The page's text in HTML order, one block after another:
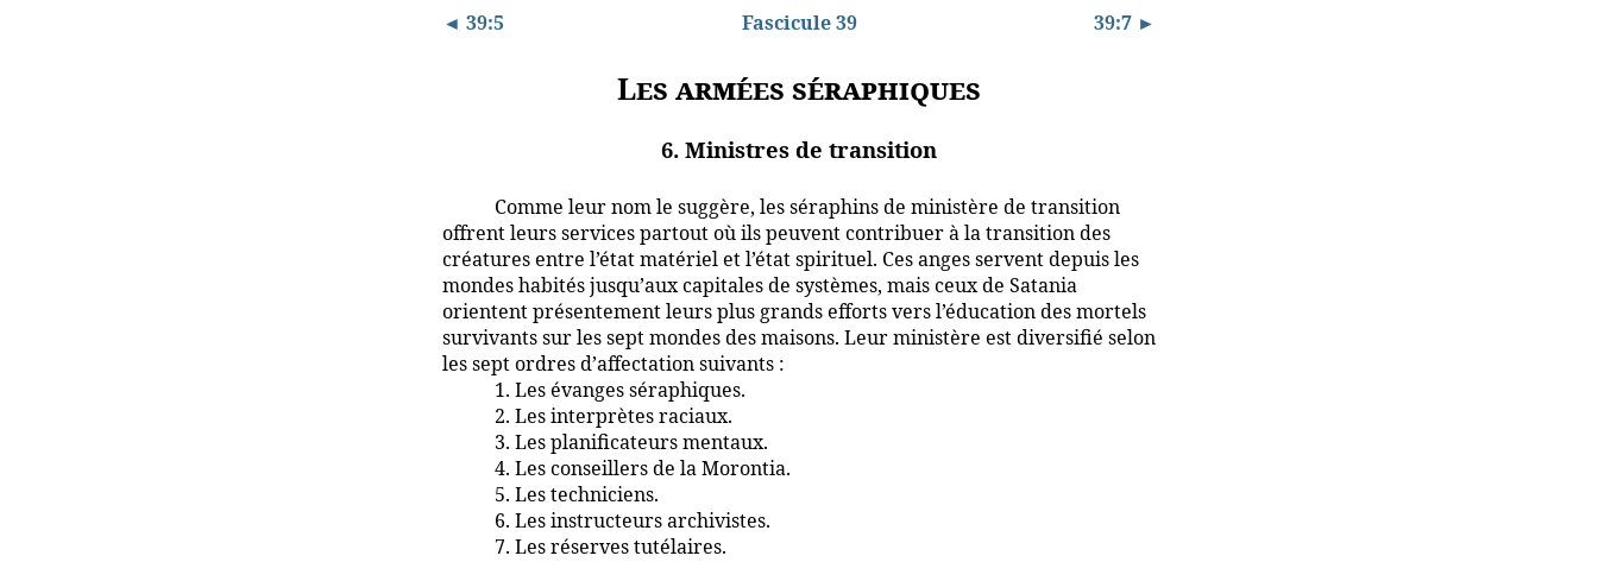
◄ 39:5 Fascicule 39 39:7 ►
Les armées séraphiques
6. Ministres de transition
Comme leur nom le suggère, les séraphins de ministère de transition
offrent leurs services partout où ils peuvent contribuer à la transition des
créatures entre l’état matériel et l’état spirituel. Ces anges servent depuis les
mondes habités jusqu’aux capitales de systèmes, mais ceux de Satania
orientent présentement leurs plus grands efforts vers l’éducation des mortels
survivants sur les sept mondes des maisons. Leur ministère est diversifié selon
les sept ordres d’affectation suivants :
1. Les évanges séraphiques.
2. Les interprètes raciaux.
3. Les planificateurs mentaux.
4. Les conseillers de la Morontia.
5. Les techniciens.
6. Les instructeurs archivistes.
7. Les réserves tutélaires.